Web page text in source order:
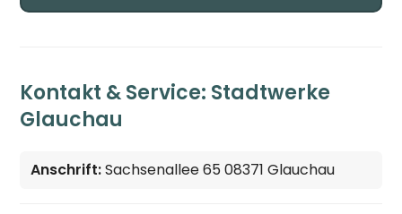
Kontakt & Service: Stadtwerke
Glauchau
Anschrift:Sachsenallee 65 08371 Glauchau